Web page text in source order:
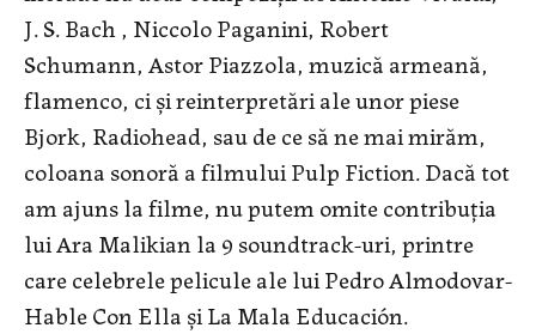
J. S. Bach , Niccolo Paganini, Robert
Schumann, Astor Piazzola, muzică armeană,
flamenco, ci și reinterpretări ale unor piese
Bjork, Radiohead, sau de ce să ne mai mirăm,
coloana sonoră a filmului Pulp Fiction. Dacă tot
am ajuns la filme, nu putem omite contribuția
lui Ara Malikian la 9 soundtrack-uri, printre
care celebrele pelicule ale lui Pedro Almodovar-
Hable Con Ella și La Mala Educación.